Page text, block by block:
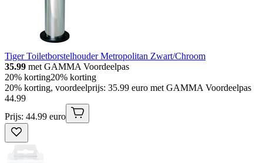
Tiger Toiletborstelhouder Metropolitan Zwart/Chroom
35.99 met GAMMA Voordeelpas
20% korting20% korting
20% korting, voordeelprijs: 35.99 euro met GAMMA Voordeelpas
44.99
Prijs: 44.99 euro